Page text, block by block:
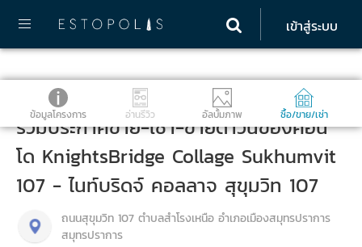
เข้าสู่ระบบ
ข้อมูลโครงการ อ่านรีวิว อัลบั้มภาพ ซื้อ/ขาย/เช่า
รวมประกาศขาย-เช่า-ขายดาวน์ของคอน
โด KnightsBridge Collage Sukhumvit
107 - ไนท์บริดจ์ คอลลาจ สุขุมวิท 107
ถนนสุขุมวิท 107 ตำบลสำโรงเหนือ อำเภอเมืองสมุทรปราการ
สมุทรปราการ